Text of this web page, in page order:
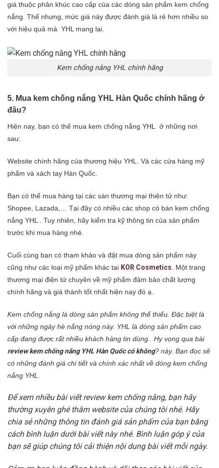
giá thuộc phân khúc cao cấp của các dòng sản phẩm kem chống
nắng. Thế nhưng, mức giá này được đánh giá là rẻ hơn nhiều so
với hiệu quả mà YHL mang lại.
Kem chống nắng YHL chính hãng
5. Mua kem chống nắng YHL Hàn Quốc chính hãng ở
đâu?
Hiện nay, bạn có thể mua kem chống nắng YHL ở những nơi
sau:
Website chính hãng của thương hiệu YHL. Và các cửa hàng mỹ
phẩm và xách tay Hàn Quốc.
Bạn có thể mua hàng tại các sàn thương mại thiện tử như:
Shopee, Lazada,… Tại đây có nhiều các shop có bán kem chống
nắng YHL . Tuy nhiên, hãy kiểm tra kỹ thông tin của sản phẩm
trước khi mua hàng nhé.
Cuối cùng bạn có tham khảo và đặt mua dòng sản phẩm này
cũng như các loại mỹ phẩm khác tại KOR Cosmetics . Một trang
thương mại điện tử chuyên về mỹ phẩm đảm bảo chất lượng
chính hãng và giá thành tốt nhất hiện nay đó ạ.
Kem chống nắng là dòng sản phẩm không thể thiếu. Đặc biệt là
với những ngày hè nắng nóng này. YHL là dòng sản phẩm cao
cấp đang được rất nhiều khách hàng tin dùng. Hy vọng qua bài
review kem chống nắng YHL Hàn Quốc có không? này. Bạn đọc sẽ
có những đánh giá chi tiết và chính xác nhất về dòng kem chống
nắng YHL.
Để xem nhiều bài viết review kem chống nắng, bạn hãy
thường xuyên ghé thăm website của chúng tôi nhé. Hãy
chia sẻ những thông tin đánh giá sản phẩm của bạn bằng
cách bình luận dưới bài viết này nhé. Bình luận góp ý của
bạn sẽ giúp chúng tôi cải thiện nội dung bài viết mỗi ngày.